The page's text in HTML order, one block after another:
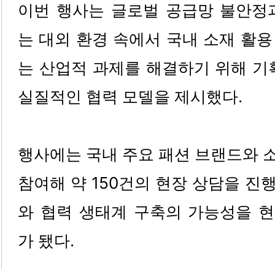
이번 행사는 글로벌 공급망 불안
는 대외 환경 속에서 국내 소재 활
는 산업적 과제를 해결하기 위해
실질적인 협력 모델을 제시했다.
행사에는 국내 주요 패션 브랜드와
참여해 약 150건의 현장 상담을 진
와 협력 생태계 구축의 가능성을
가 됐다.